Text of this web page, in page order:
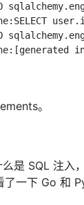
。
是 SQL 注入
了一下 Go 和